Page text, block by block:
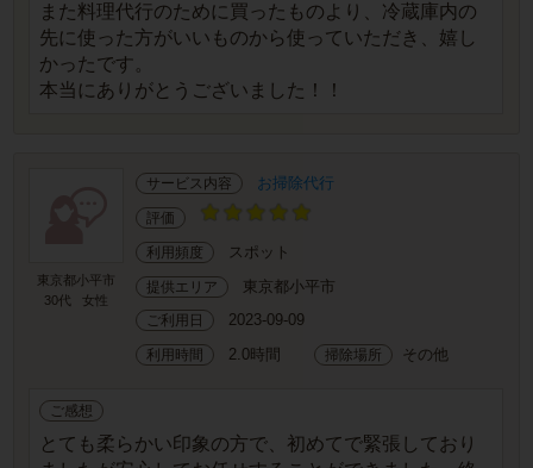
また料理代行のために買ったものより、冷蔵庫内の
先に使った方がいいものから使っていただき、嬉し
かったです。
本当にありがとうございました！！
東京都小平市
30代
女性
サービス内容 お掃除代行
評価
利用頻度 スポット
提供エリア 東京都小平市
ご利用日 2023-09-09
利用時間 2.0時間 掃除場所 その他
ご感想
とても柔らかい印象の方で、初めてで緊張しており